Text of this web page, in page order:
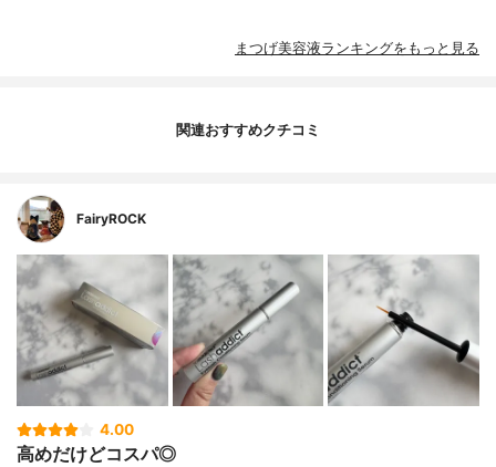
まつげ美容液ランキングをもっと見る
関連おすすめクチコミ
FairyROCK
4.00
高めだけどコスパ◎